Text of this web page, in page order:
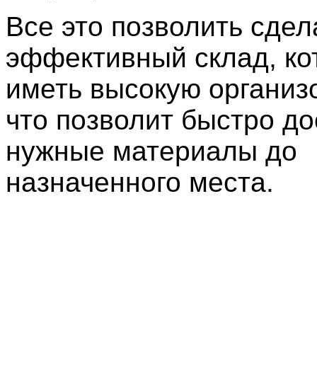
Все это позволить
эффективный склад,
иметь высокую
что позволит быстро
нужные материалы до
назначенного места.